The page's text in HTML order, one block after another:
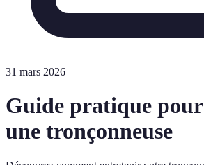
31 mars 2026
Guide pratique
une tronçonneuse